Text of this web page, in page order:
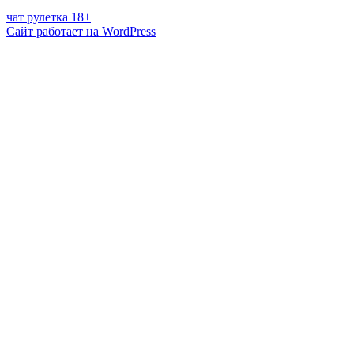
чат рулетка 18+
Сайт работает на WordPress